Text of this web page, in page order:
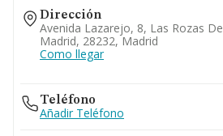
Dirección
Avenida Lazarejo, 8, Las Rozas De
Madrid, 28232, Madrid
Como llegar
Teléfono
Añadir Teléfono